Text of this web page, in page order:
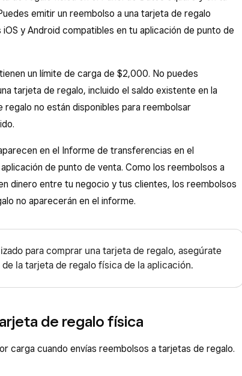
emitir un reembolso a una tarjeta de regalo
y Android compatibles en tu aplicación de punto de
un límite de carga de $2,000. No puedes
tarjeta de regalo, incluido el saldo existente en la
regalo no están disponibles para reembolsar
en el Informe de transferencias en el
de punto de venta. Como los reembolsos a
dinero entre tu negocio y tus clientes, los reembolsos
no aparecerán en el informe.
para comprar una tarjeta de regalo, asegúrate
la tarjeta de regalo física de la aplicación.
de regalo física
carga cuando envías reembolsos a tarjetas de regalo.